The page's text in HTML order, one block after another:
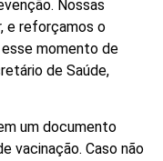
Nossas
e reforçamos o
momento de
de Saúde,
um documento
vacinação. Caso não